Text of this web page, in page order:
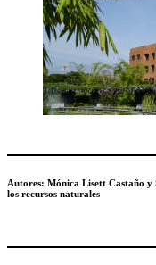
Autores: Mónica Lisett Castaño
los recursos naturales